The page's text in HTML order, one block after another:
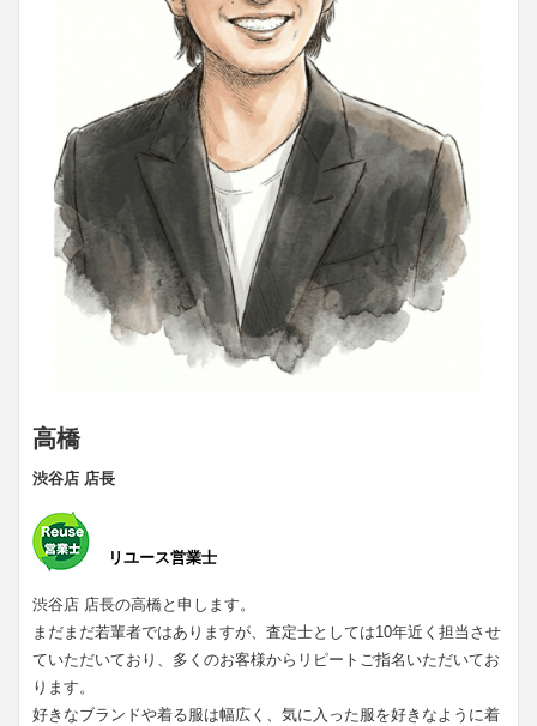
高橋
渋谷店 店長
リユース営業士
渋谷店 店長の高橋と申します。
まだまだ若輩者ではありますが、査定士としては10年近く担当させ
ていただいており、多くのお客様からリピートご指名いただいてお
ります。
好きなブランドや着る服は幅広く、気に入った服を好きなように着